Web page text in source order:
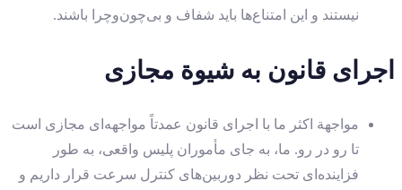
نیستند و این امتناع‌ها باید شفاف و بی‌چون‌وچرا باشند.
اجرای قانون به شیوة مجازی
مواجهة اکثر ما با اجرای قانون عمدتاً مواجهه‌ای مجازی است
تا رو در رو. ما، به جای مأموران پلیس واقعی، به طور
فزاینده‌ای تحت نظر دوربین‌های کنترل سرعت قرار داریم و